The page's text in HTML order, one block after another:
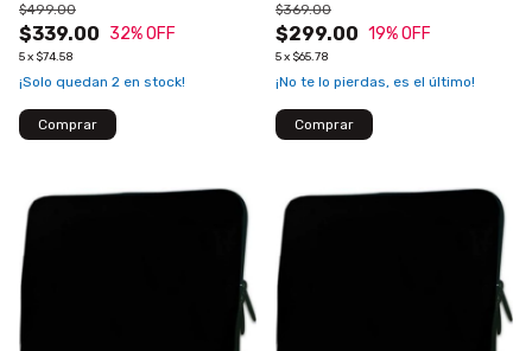
Negro
$339.00
$499.00
32% OFF
5x $74.58
¡Solo quedan 2 en stock!
$299.00
$369.00
19% OFF
5x $65.78
¡No te lo pierdas, es el último!